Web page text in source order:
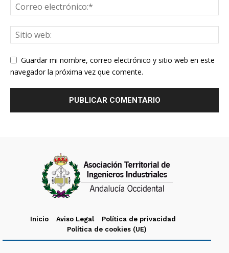
Guardar mi nombre, correo electrónico y sitio web en este
navegador la próxima vez que comente.
Inicio Aviso Legal
Política de privacidad
Política de cookies (UE)